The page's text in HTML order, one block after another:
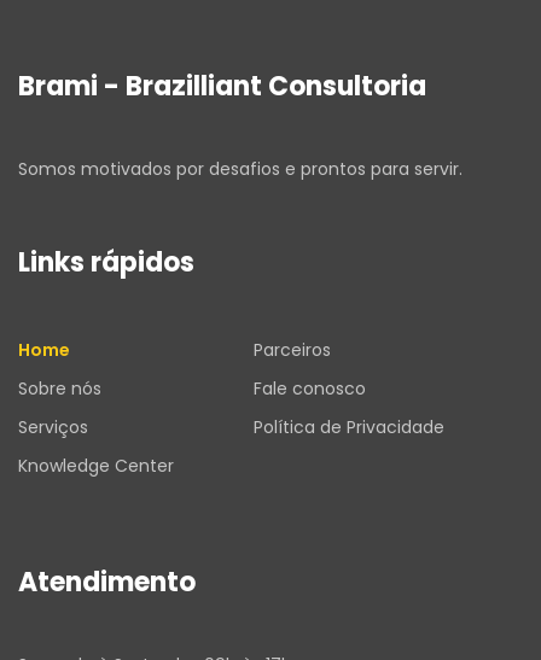
Brami - Brazilliant Consultoria
Somos motivados por desafios e prontos para servir.
Links rápidos
Home
Sobre nós
Serviços
Knowledge Center
Parceiros
Fale conosco
Política de Privacidade
Atendimento